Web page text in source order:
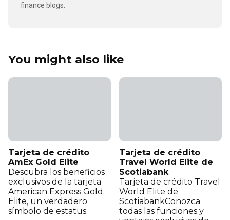
finance blogs.
You might also like
Tarjeta de crédito
AmEx Gold Elite
Descubra los beneficios
exclusivos de la tarjeta
American Express Gold
Elite, un verdadero
símbolo de estatus.
Tarjeta de crédito
Travel World Elite de
Scotiabank
Tarjeta de crédito Travel
World Elite de
ScotiabankConozca
todas las funciones y